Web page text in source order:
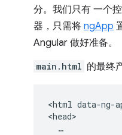
分。我们只有 一个
器，只需将 ngApp
Angular 做好准备。
main.html 的最终
<html data-ng-
<head>
  …